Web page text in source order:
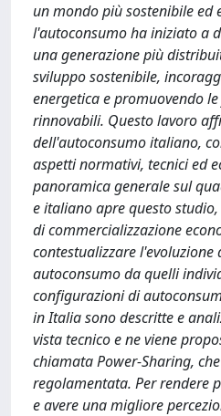
un mondo più sostenibile ed
l'autoconsumo ha iniziato a
una generazione più
sviluppo sostenibile,
energetica e promuovendo
rinnovabili. Questo lavoro
dell'autoconsumo italiano,
aspetti normativi, tecnici ed
panoramica generale sul
e italiano apre questo
di commercializzazione
contestualizzare l'evoluzione
autoconsumo da quelli
configurazioni di
in Italia sono descritte e
vista tecnico e ne viene
chiamata Power-Sharing,
regolamentata. Per rendere
e avere una migliore